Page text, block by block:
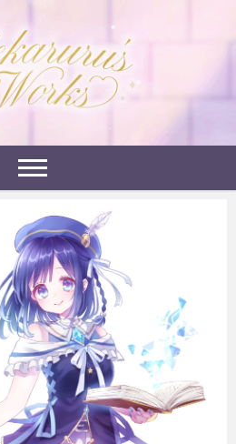
かるる's
するイラストポートフォリオサイ
トです。